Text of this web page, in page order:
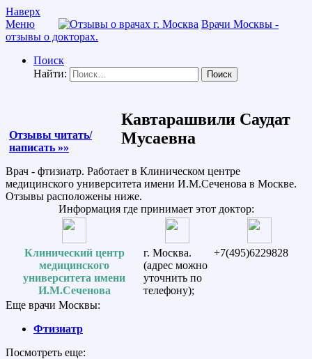
Наверх
Меню
Врачи Москвы -
отзывы о докторах.
Поиск
Найти:
Отзывы читать/
написать »»
Кавтарашвили Саудат
Мусаевна
Врач - фтизиатр. Работает в Клиническом центре
медицинского университета имени И.М.Сеченова в Москве.
Отзывы расположены ниже.
Информация где принимает этот доктор:
Клинический центр
медицинского
университета имени
И.М.Сеченова
г. Москва.
(адрес можно
уточнить по
телефону);
+7(495)6229828
Еще врачи Москвы:
Фтизиатр
Посмотреть еще: